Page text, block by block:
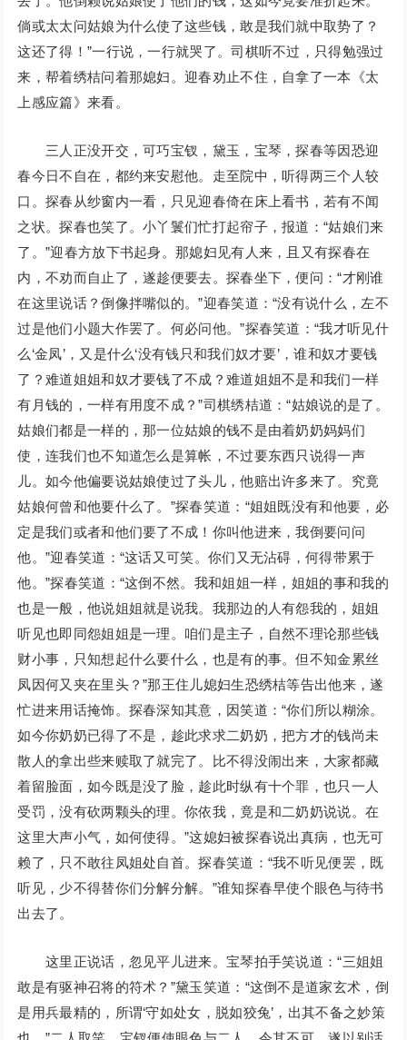
倘或太太问姑娘为什么使了这些钱，敢是我们就中取势了？
这还了得！”一行说，一行就哭了。司棋听不过，只得勉强过
来，帮着绣桔问着那媳妇。迎春劝止不住，自拿了一本《太
上感应篇》来看。
三人正没开交，可巧宝钗，黛玉，宝琴，探春等因恐迎
春今日不自在，都约来安慰他。走至院中，听得两三个人较
口。探春从纱窗内一看，只见迎春倚在床上看书，若有不闻
之状。探春也笑了。小丫鬟们忙打起帘子，报道：“姑娘们来
了。”迎春方放下书起身。那媳妇见有人来，且又有探春在
内，不劝而自止了，遂趁便要去。探春坐下，便问：“才刚谁
在这里说话？倒像拌嘴似的。”迎春笑道：“没有说什么，左不
过是他们小题大作罢了。何必问他。”探春笑道：“我才听见什
么‘金凤’，又是什么‘没有钱只和我们奴才要’，谁和奴才要钱
了？难道姐姐和奴才要钱了不成？难道姐姐不是和我们一样
有月钱的，一样有用度不成？”司棋绣桔道：“姑娘说的是了。
姑娘们都是一样的，那一位姑娘的钱不是由着奶奶妈妈们
使，连我们也不知道怎么是算帐，不过要东西只说得一声
儿。如今他偏要说姑娘使过了头儿，他赔出许多来了。究竟
姑娘何曾和他要什么了。”探春笑道：“姐姐既没有和他要，必
定是我们或者和他们要了不成！你叫他进来，我倒要问问
他。”迎春笑道：“这话又可笑。你们又无沾碍，何得带累于
他。”探春笑道：“这倒不然。我和姐姐一样，姐姐的事和我的
也是一般，他说姐姐就是说我。我那边的人有怨我的，姐姐
听见也即同怨姐姐是一理。咱们是主子，自然不理论那些钱
财小事，只知想起什么要什么，也是有的事。但不知金累丝
凤因何又夹在里头？”那王住儿媳妇生恐绣桔等告出他来，遂
忙进来用话掩饰。探春深知其意，因笑道：“你们所以糊涂。
如今你奶奶已得了不是，趁此求求二奶奶，把方才的钱尚未
散人的拿出些来赎取了就完了。比不得没闹出来，大家都藏
着留脸面，如今既是没了脸，趁此时纵有十个罪，也只一人
受罚，没有砍两颗头的理。你依我，竟是和二奶奶说说。在
这里大声小气，如何使得。”这媳妇被探春说出真病，也无可
赖了，只不敢往凤姐处自首。探春笑道：“我不听见便罢，既
听见，少不得替你们分解分解。”谁知探春早使个眼色与待书
出去了。
这里正说话，忽见平儿进来。宝琴拍手笑说道：“三姐姐
敢是有驱神召将的符术？”黛玉笑道：“这倒不是道家玄术，倒
是用兵最精的，所谓‘守如处女，脱如狡兔’，出其不备之妙策